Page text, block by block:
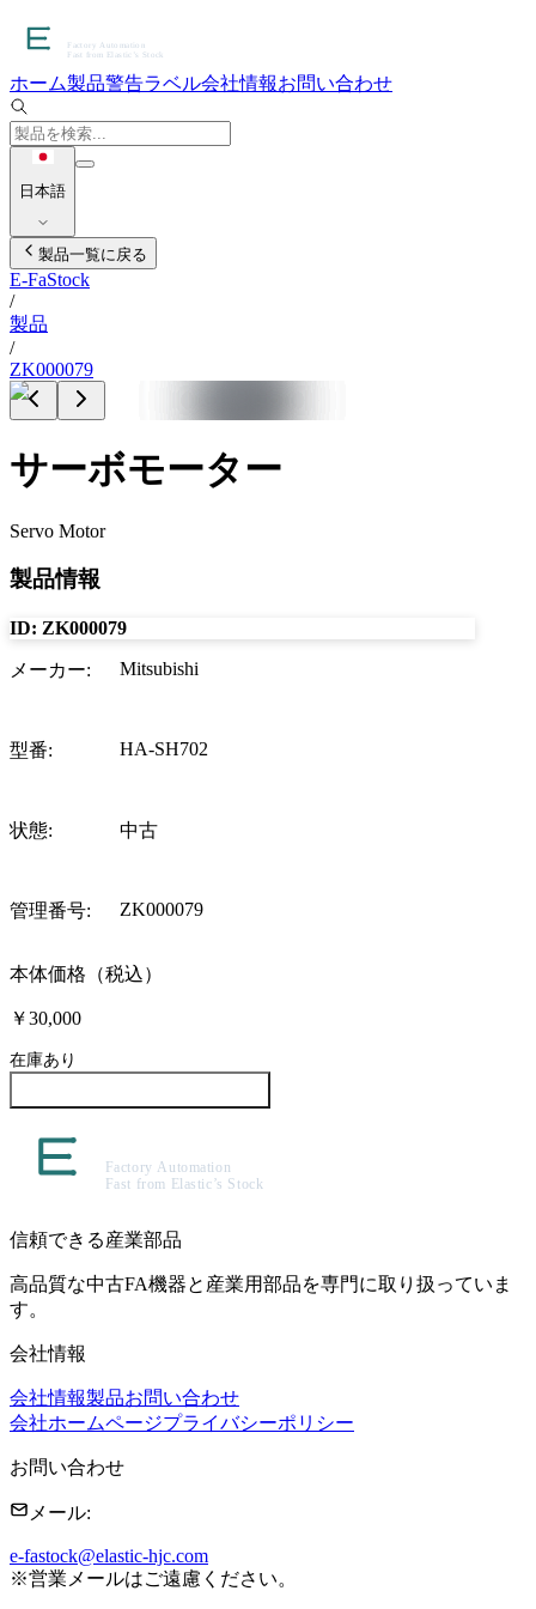
ホーム製品警告ラベル会社情報お問い合わせ
日本語
製品一覧に戻る
E-FaStock
/
製品
/
ZK000079
サーボモーター
Servo Motor
製品情報
ID: ZK000079
メーカー: Mitsubishi
型番: HA-SH702
状態: 中古
管理番号: ZK000079
本体価格（税込）
￥30,000
在庫あり
信頼できる産業部品
高品質な中古FA機器と産業用部品を専門に取り扱っていま
す。
会社情報
会社情報製品お問い合わせ
会社ホームページプライバシーポリシー
お問い合わせ
メール:
e-fastock@elastic-hjc.com
※営業メールはご遠慮ください。